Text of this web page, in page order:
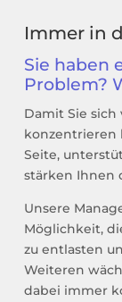
Immer in
Sie haben
Problem?
Damit Sie sich
konzentrieren
Seite,
stärken Ihnen
Unsere
Möglichkeit,
zu entlasten
Weiteren
dabei immer